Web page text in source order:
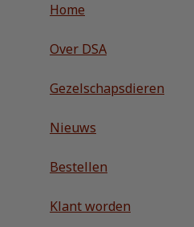
Home
Over DSA
Gezelschapsdieren
Nieuws
Bestellen
Klant worden